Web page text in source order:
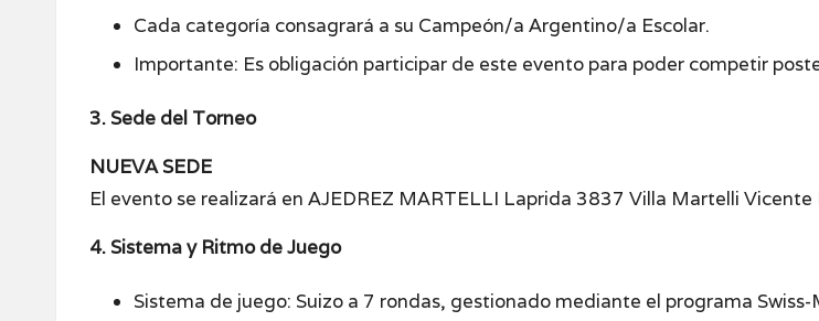
Cada categoría consagrará a su Campeón/a Argentino/a Escolar.
Importante: Es obligación participar de este evento para poder competir
3. Sede del Torneo
NUEVA SEDE
El evento se realizará en AJEDREZ MARTELLI Laprida 3837 Villa Martelli Vicente
4. Sistema y Ritmo de Juego
Sistema de juego: Suizo a 7 rondas, gestionado mediante el programa Swiss-